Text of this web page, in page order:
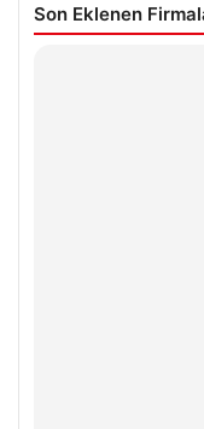
Son Eklenen